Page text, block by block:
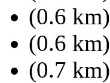
(0.6 km)
(0.6 km)
(0.7 km)